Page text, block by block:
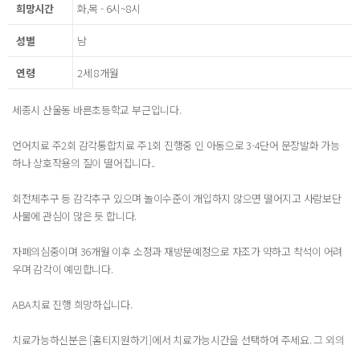
희망시간 화,목 - 6시~8시
성별 남
연령 2세 8개월
세종시 산울동 바른초등학교 부근입니다.
언어치료 주2회 감각통합치료 주1회 진행중 인 아동으로 3-4단어 문장발화 가능
하나 상호작용의 질이 떨어집니다..
회전체추구 등 감각추구 있으며 놀이수준이 개입하지 않으면 떨어지고 사람보단
사물에 관심이 많은 듯 합니다.
자폐의심중이며 36개월 이후 소정과 재방문예정으로 자조가 약하고 착석이 어려
우며 감각이 예민합니다.
ABA치료 진행 희망하십니다.
치료가능하신분은 [홈티지원하기]에서 치료가능시간을 선택하여 주세요. 그 외의